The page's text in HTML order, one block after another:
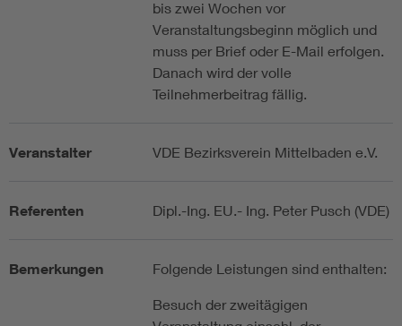
bis zwei Wochen vor
Veranstaltungsbeginn möglich und
muss per Brief oder E-Mail erfolgen.
Danach wird der volle
Teilnehmerbeitrag fällig.
Veranstalter VDE Bezirksverein Mittelbaden e.V.
Referenten Dipl.-Ing. EU.- Ing. Peter Pusch (VDE)
Bemerkungen Folgende Leistungen sind enthalten:
Besuch der zweitägigen